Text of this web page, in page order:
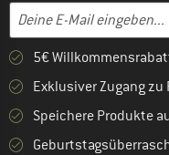
E-Mail-Adresse
Gib hier deine E-Mail-
5€
Exklusiver Zugang
Speichere Produkte